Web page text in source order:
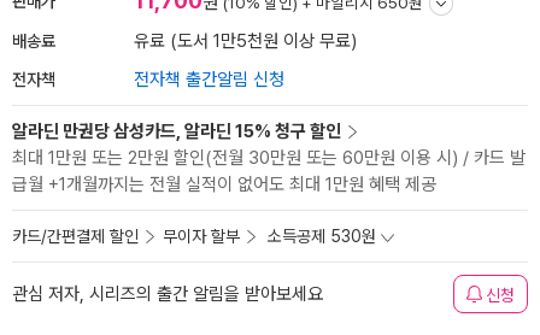
배송료 유료 (도서 1만5천원 이상 무료)
전자책 전자책 출간알림 신청
알라딘 만권당 삼성카드, 알라딘 15% 청구 할인
최대 1만원 또는 2만원 할인(전월 30만원 또는 60만원 이용 시) / 카드 발
급월 +1개월까지는 전월 실적이 없어도 최대 1만원 혜택 제공
카드/간편결제 할인 무이자 할부 소득공제 530원
관심 저자, 시리즈의 출간 알림을 받아보세요 신청